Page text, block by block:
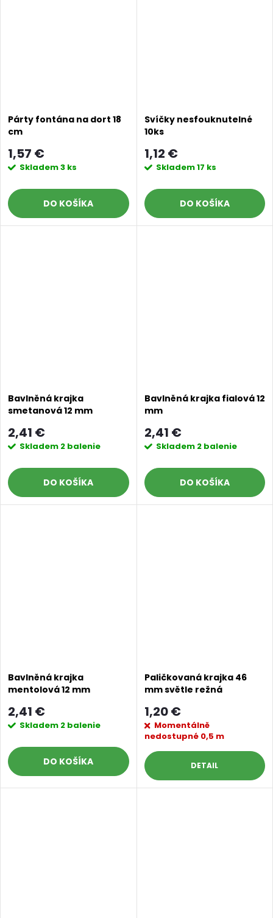
Párty fontána na dort 18
cm
1,57 €
Skladem3 ks
DO KOŠÍKA
Svíčky nesfouknutelné
10ks
1,12 €
Skladem17 ks
DO KOŠÍKA
Bavlněná krajka
smetanová 12 mm
2,41 €
Skladem 2 balenie
DO KOŠÍKA
Bavlněná krajka fialová 12
mm
2,41 €
Skladem 2 balenie
DO KOŠÍKA
Bavlněná krajka
mentolová 12 mm
2,41 €
Skladem 2 balenie
DO KOŠÍKA
Paličkovaná krajka 46
mm světle režná
1,20 €
Momentálně
nedostupné 0,5 m
DETAIL